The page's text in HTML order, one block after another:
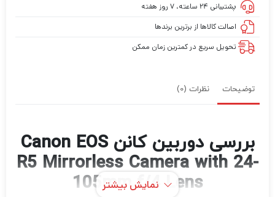
پشتیبانی ۲۴ ساعته، ۷ روز هفته
اصالت کالاها از برترین برندها
تحویل سریع در کمترین زمان ممکن
توضیحات نظرات (0)
بررسی دوربین کانن Canon EOS
R5 Mirrorless Camera with 24-
105mm f/4 Lens
نمایش بیشتر